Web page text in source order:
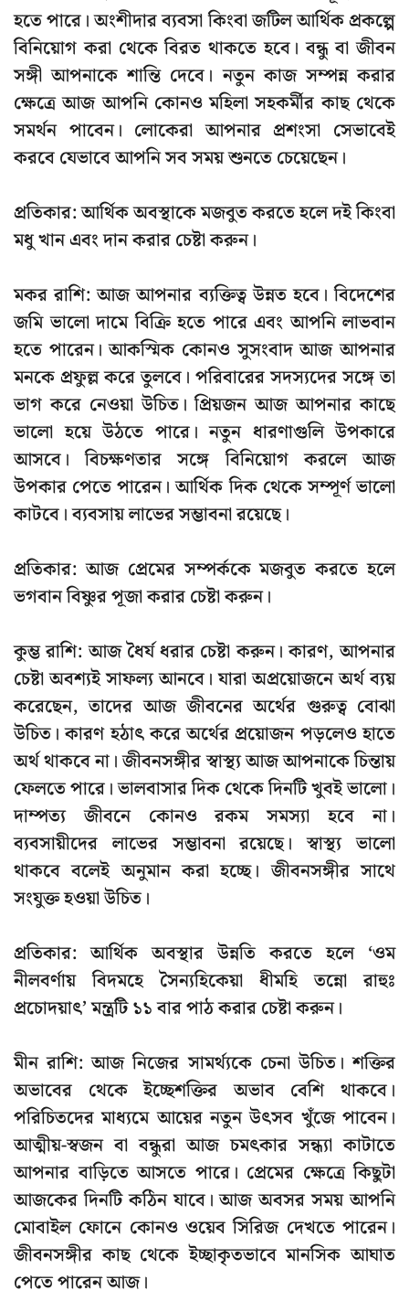
হতে পারে। অংশীদার ব্যবসা কিংবা জটিল আর্থিক প্রকল্পে
বিনিয়োগ করা থেকে বিরত থাকতে হবে। বন্ধু বা জীবন
সঙ্গী আপনাকে শান্তি দেবে। নতুন কাজ সম্পন্ন করার
ক্ষেত্রে আজ আপনি কোনও মহিলা সহকর্মীর কাছ থেকে
সমর্থন পাবেন। লোকেরা আপনার প্রশংসা সেভাবেই
করবে যেভাবে আপনি সব সময় শুনতে চেয়েছেন।
প্রতিকার: আর্থিক অবস্থাকে মজবুত করতে হলে দই কিংবা
মধু খান এবং দান করার চেষ্টা করুন।
মকর রাশি: আজ আপনার ব্যক্তিত্ব উন্নত হবে। বিদেশের
জমি ভালো দামে বিক্রি হতে পারে এবং আপনি লাভবান
হতে পারেন। আকস্মিক কোনও সুসংবাদ আজ আপনার
মনকে প্রফুল্ল করে তুলবে। পরিবারের সদস্যদের সঙ্গে তা
ভাগ করে নেওয়া উচিত। প্রিয়জন আজ আপনার কাছে
ভালো হয়ে উঠতে পারে। নতুন ধারণাগুলি উপকারে
আসবে। বিচক্ষণতার সঙ্গে বিনিয়োগ করলে আজ
উপকার পেতে পারেন। আর্থিক দিক থেকে সম্পূর্ণ ভালো
কাটবে। ব্যবসায় লাভের সম্ভাবনা রয়েছে।
প্রতিকার: আজ প্রেমের সম্পর্ককে মজবুত করতে হলে
ভগবান বিষ্ণুর পূজা করার চেষ্টা করুন।
কুম্ভ রাশি: আজ ধৈর্য ধরার চেষ্টা করুন। কারণ, আপনার
চেষ্টা অবশ্যই সাফল্য আনবে। যারা অপ্রয়োজনে অর্থ ব্যয়
করেছেন, তাদের আজ জীবনের অর্থের গুরুত্ব বোঝা
উচিত। কারণ হঠাৎ করে অর্থের প্রয়োজন পড়লেও হাতে
অর্থ থাকবে না। জীবনসঙ্গীর স্বাস্থ্য আজ আপনাকে চিন্তায়
ফেলতে পারে। ভালবাসার দিক থেকে দিনটি খুবই ভালো।
দাম্পত্য জীবনে কোনও রকম সমস্যা হবে না।
ব্যবসায়ীদের লাভের সম্ভাবনা রয়েছে। স্বাস্থ্য ভালো
থাকবে বলেই অনুমান করা হচ্ছে। জীবনসঙ্গীর সাথে
সংযুক্ত হওয়া উচিত।
প্রতিকার: আর্থিক অবস্থার উন্নতি করতে হলে ‘ওম
নীলবর্ণায় বিদমহে সৈন্যহিকেয়া ধীমহি তন্নো রাহুঃ
প্রচোদয়াৎ’ মন্ত্রটি ১১ বার পাঠ করার চেষ্টা করুন।
মীন রাশি: আজ নিজের সামর্থ্যকে চেনা উচিত। শক্তির
অভাবের থেকে ইচ্ছেশক্তির অভাব বেশি থাকবে।
পরিচিতদের মাধ্যমে আয়ের নতুন উৎসব খুঁজে পাবেন।
আত্মীয়-স্বজন বা বন্ধুরা আজ চমৎকার সন্ধ্যা কাটাতে
আপনার বাড়িতে আসতে পারে। প্রেমের ক্ষেত্রে কিছুটা
আজকের দিনটি কঠিন যাবে। আজ অবসর সময় আপনি
মোবাইল ফোনে কোনও ওয়েব সিরিজ দেখতে পারেন।
জীবনসঙ্গীর কাছ থেকে ইচ্ছাকৃতভাবে মানসিক আঘাত
পেতে পারেন আজ।